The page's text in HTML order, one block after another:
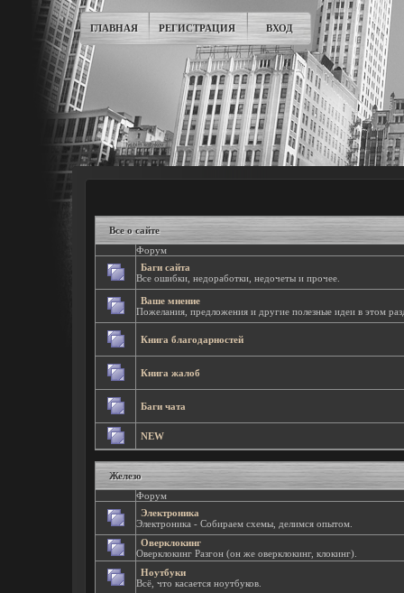
ГЛАВНАЯ РЕГИСТРАЦИЯ ВХОД
Все о сайте
Форум
Баги сайта
Все ошибки, недоработки, недочеты и прочее.
Ваше мнение
Пожелания, предложения и другие полезные идеи в этом
Книга благодарностей
Книга жалоб
Баги чата
NEW
Железо
Форум
Электроника
Электроника - Собираем схемы, делимся опытом.
Оверклокинг
Оверклокинг Разгон (он же оверклокинг, клокинг).
Ноутбуки
Всё, что касается ноутбуков.